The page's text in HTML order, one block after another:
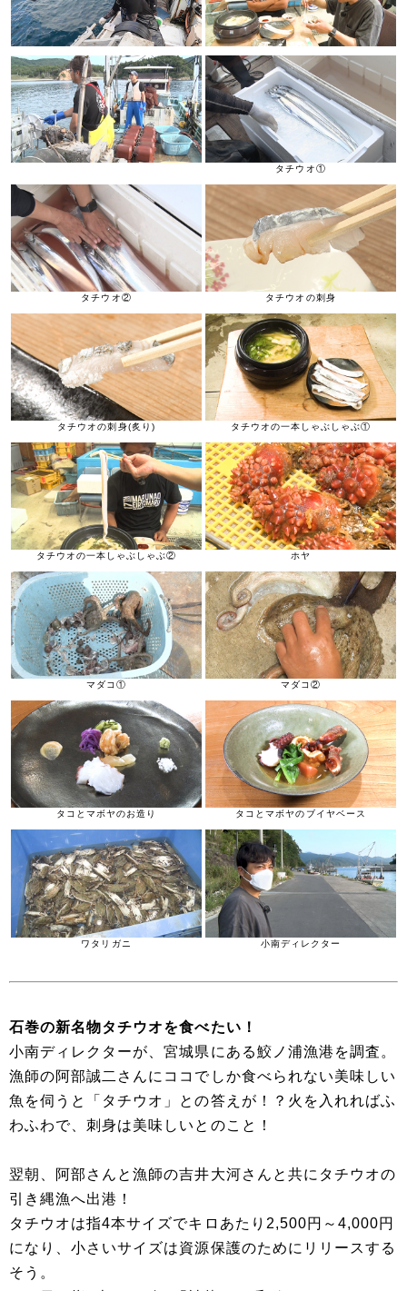
タチウオ①
タチウオ② タチウオの刺身
タチウオの刺身(炙り) タチウオの一本しゃぶしゃぶ①
タチウオの一本しゃぶしゃぶ② ホヤ
マダコ① マダコ②
タコとマボヤのお造り タコとマボヤのブイヤベース
ワタリガニ 小南ディレクター
石巻の新名物タチウオを食べたい！
小南ディレクターが、宮城県にある鮫ノ浦漁港を調査。
漁師の阿部誠二さんにココでしか食べられない美味しい
魚を伺うと「タチウオ」との答えが！？火を入れればふ
わふわで、刺身は美味しいとのこと！
翌朝、阿部さんと漁師の吉井大河さんと共にタチウオの
引き縄漁へ出港！
タチウオは指4本サイズでキロあたり2,500円～4,000円
になり、小さいサイズは資源保護のためにリリースする
そう。